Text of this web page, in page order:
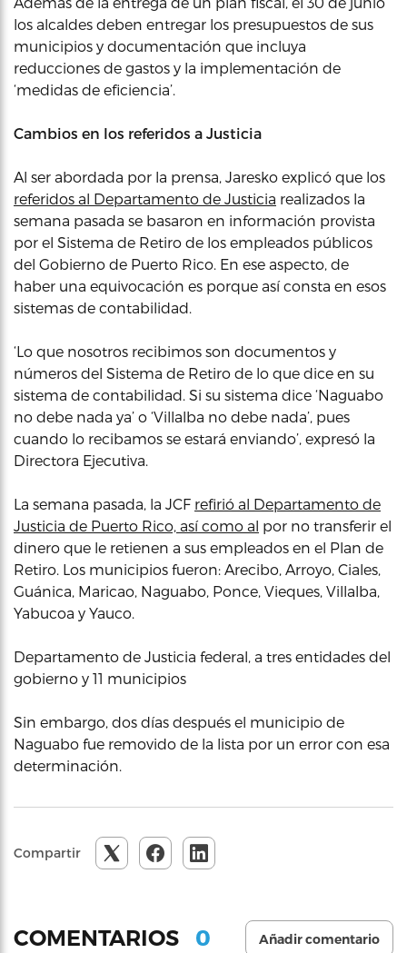
los alcaldes deben entregar los presupuestos de sus
municipios y documentación que incluya
reducciones de gastos y la implementación de
‘medidas de eficiencia’.
Cambios en los referidos a Justicia
Al ser abordada por la prensa, Jaresko explicó que los
referidos al Departamento de Justicia realizados la
semana pasada se basaron en información provista
por el Sistema de Retiro de los empleados públicos
del Gobierno de Puerto Rico. En ese aspecto, de
haber una equivocación es porque así consta en esos
sistemas de contabilidad.
‘Lo que nosotros recibimos son documentos y
números del Sistema de Retiro de lo que dice en su
sistema de contabilidad. Si su sistema dice ‘Naguabo
no debe nada ya’ o ‘Villalba no debe nada’, pues
cuando lo recibamos se estará enviando’, expresó la
Directora Ejecutiva.
La semana pasada, la JCF refirió al Departamento de
Justicia de Puerto Rico, así como al por no transferir el
dinero que le retienen a sus empleados en el Plan de
Retiro. Los municipios fueron: Arecibo, Arroyo, Ciales,
Guánica, Maricao, Naguabo, Ponce, Vieques, Villalba,
Yabucoa y Yauco.
Departamento de Justicia federal, a tres entidades del
gobierno y 11 municipios
Sin embargo, dos días después el municipio de
Naguabo fue removido de la lista por un error con esa
determinación.
Compartir
COMENTARIOS 0 Añadir comentario